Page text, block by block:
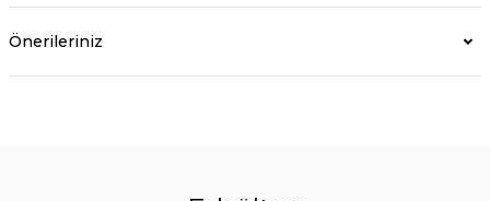
Önerileriniz